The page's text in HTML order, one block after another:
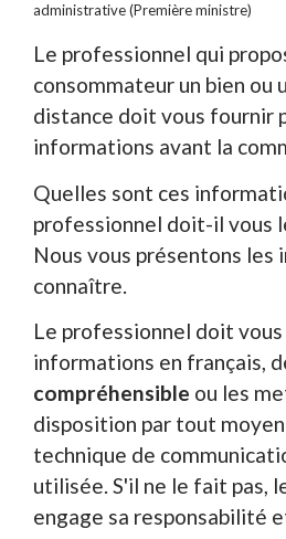
administrative (Première ministre)
Le professionnel qui
consommateur un bien ou
distance doit vous fournir
informations avant la
Quelles sont ces
professionnel doit-il vous
Nous vous présentons les
connaître.
Le professionnel doit
informations en français,
compréhensible ou les
disposition par tout
technique de
utilisée. S'il ne le fait pas,
engage sa responsabilité